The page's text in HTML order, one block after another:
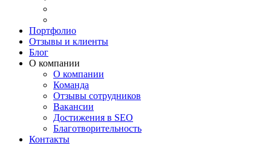
Портфолио
Отзывы и клиенты
Блог
О компании
О компании
Команда
Отзывы сотрудников
Вакансии
Достижения в SEO
Благотворительность
Контакты